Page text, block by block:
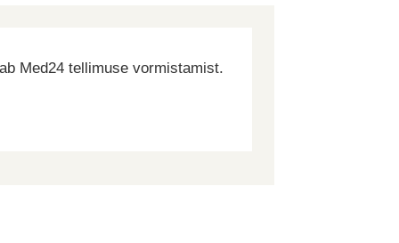
Med24 tellimuse vormistamist.